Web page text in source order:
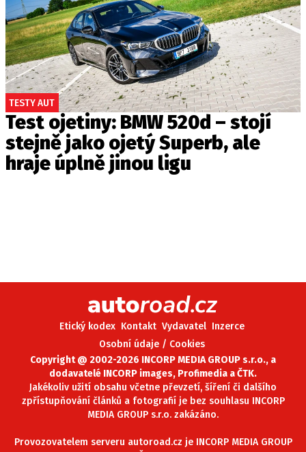
TESTY AUT
Test ojetiny: BMW 520d – stojí
stejně jako ojetý Superb, ale
hraje úplně jinou ligu
Etický kodex Kontakt Vydavatel Inzerce
Osobní údaje / Cookies
Copyright @ 2002-2026 INCORP MEDIA GROUP s.r.o., a
dodavatelé INCORP images, Profimedia a ČTK.
Jakékoliv užití obsahu včetne převzetí, šíření či dalšího
zpřístupňování článků a fotografií je bez souhlasu INCORP
MEDIA GROUP s.r.o. zakázáno.
Provozovatelem serveru autoroad.cz je INCORP MEDIA GROUP